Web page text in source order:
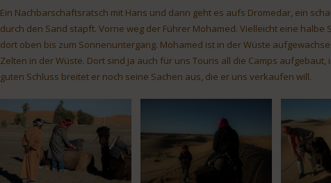
Ein Nachbarschaftsratsch mit Hans und dann geht es aufs Dromedar, ein
durch den Sand stapft. Vorne weg der Führer Mohamed. Vielleicht eine
dort oben bis zum Sonnenuntergang. Mohamed ist in der Wüste
Zelten in der Wüste. Dort sind ja auch für uns Touris all die Camps
guten Schluss breitet er noch seine Sachen aus, die er uns verkaufen will.